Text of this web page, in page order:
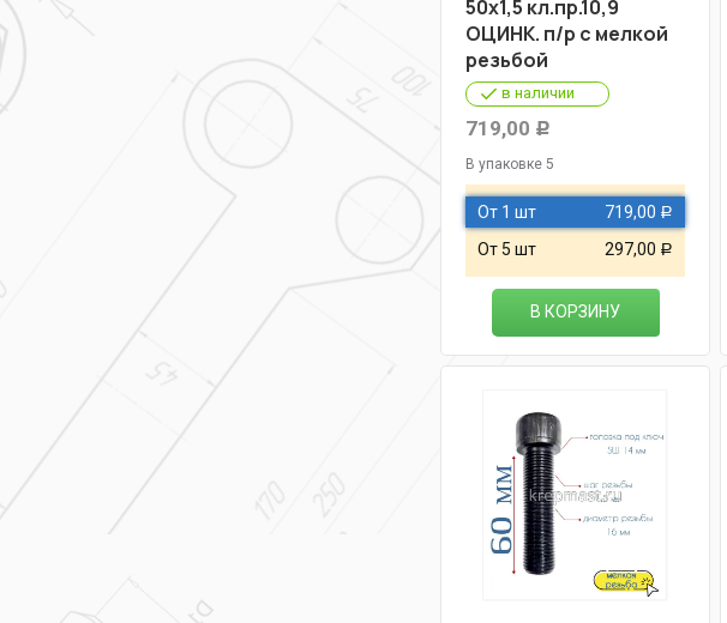
50х1,5 кл.пр.10,9
ОЦИНК. п/р с мелкой
резьбой
в наличии
719,00 Р
В упаковке 5
От 1 шт 719,00 Р
От 5 шт 297,00 Р
В КОРЗИНУ